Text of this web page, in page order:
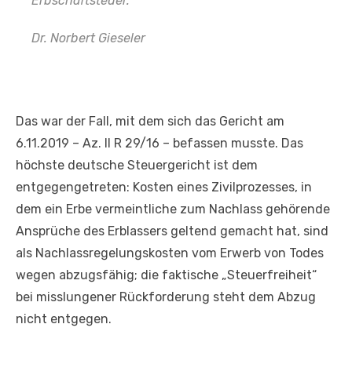
Dr. Norbert Gieseler
Das war der Fall, mit dem sich das Gericht am
6.11.2019 – Az. II R 29/16 – befassen musste. Das
höchste deutsche Steuergericht ist dem
entgegengetreten: Kosten eines Zivilprozesses, in
dem ein Erbe vermeintliche zum Nachlass gehörende
Ansprüche des Erblassers geltend gemacht hat, sind
als Nachlassregelungskosten vom Erwerb von Todes
wegen abzugsfähig; die faktische „Steuerfreiheit“
bei misslungener Rückforderung steht dem Abzug
nicht entgegen.